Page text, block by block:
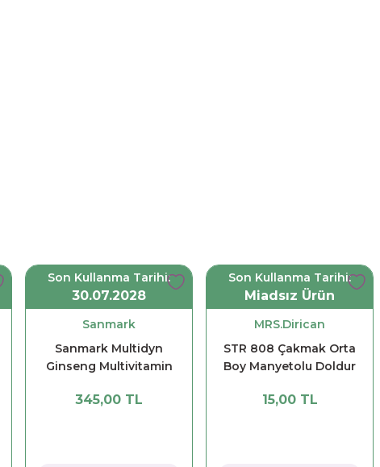
Son Kullanma Tarihi:
30.07.2028
Sanmark
Sanmark Multidyn
Ginseng Multivitamin
345,00 TL
Son Kullanma Tarihi:
Miadsız Ürün
MRS.Dirican
STR 808 Çakmak Orta
Boy Manyetolu Doldur
15,00 TL